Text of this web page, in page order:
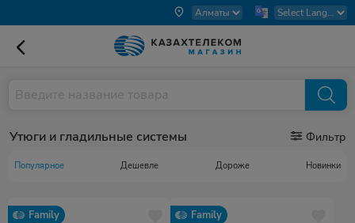
Утюги и гладильные системы Фильтр
Популярное Дешевле Дороже Новинки
Family Family